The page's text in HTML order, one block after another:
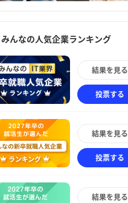
みんなの人気企業ランキング
結果を見る
投票する
結果を見る
投票する
結果を見る